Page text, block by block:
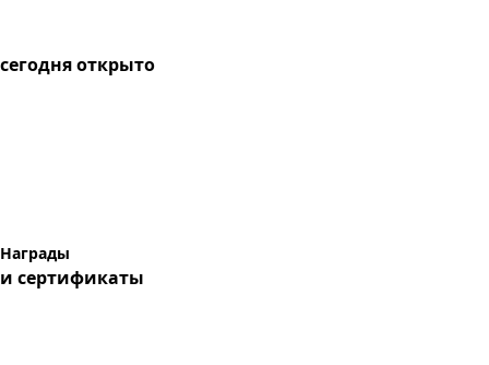
сегодняоткрыто
Награды
и сертификаты